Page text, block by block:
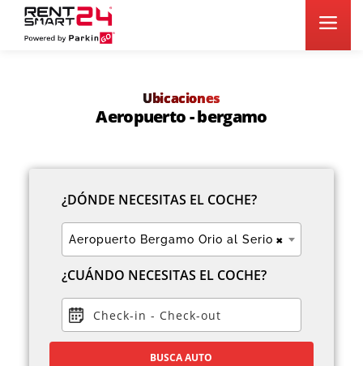
Ubicaciones
Aeropuerto - bergamo
¿DÓNDE NECESITAS EL COCHE?
×
Aeropuerto Bergamo Orio al Serio
¿CUÁNDO NECESITAS EL COCHE?
Check-in - Check-out
BUSCA AUTO